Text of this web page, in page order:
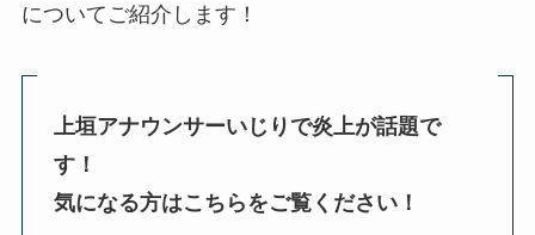
についてご紹介します！
上垣アナウンサーいじりで炎上が話題で
す！
気になる方はこちらをご覧ください！